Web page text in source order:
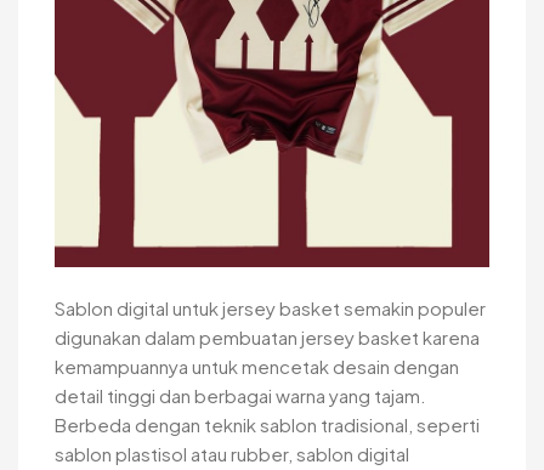
Sablon digital untuk jersey basket semakin populer
digunakan dalam pembuatan jersey basket karena
kemampuannya untuk mencetak desain dengan
detail tinggi dan berbagai warna yang tajam.
Berbeda dengan teknik sablon tradisional, seperti
sablon plastisol atau rubber, sablon digital